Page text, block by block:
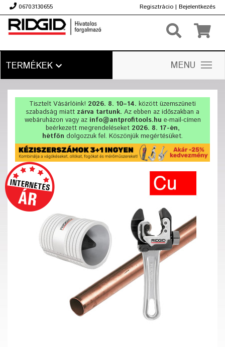
06703130655 Regisztrácio | Bejelentkezés
TERMÉKEK MENU
Tisztelt Vásárlóink! 2026. 8. 10–14. között üzemszüneti
szabadság miatt zárva tartunk. Az ebben az időszakban a
webáruházon vagy az info@antprofitools.hu e-mail-címen
beérkezett megrendeléseket 2026. 8. 17-én,
hétfőn dolgozzuk fel. Köszönjük megértésüket.